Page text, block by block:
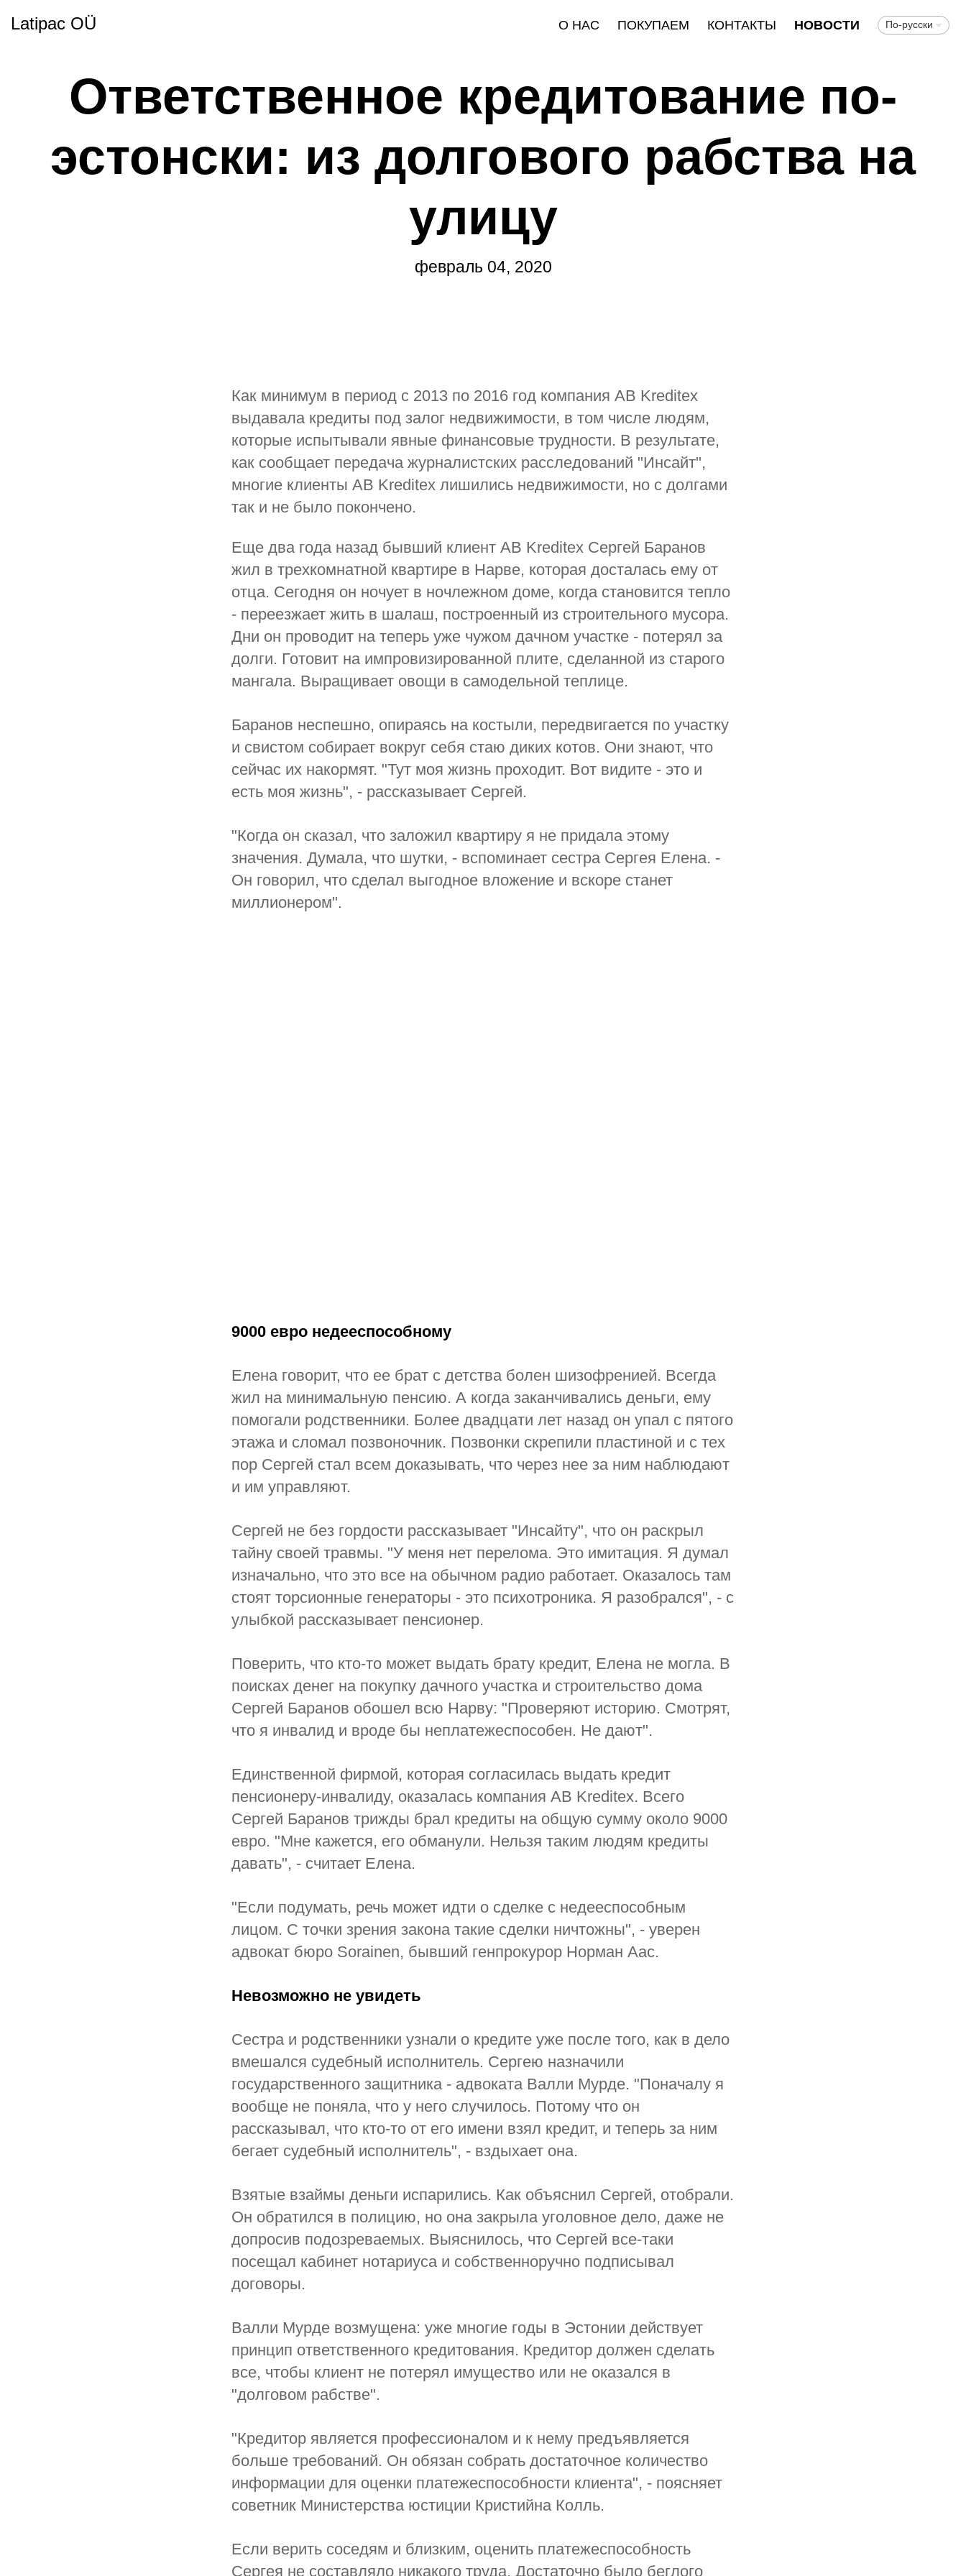
Latipac OÜ О НАС ПОКУПАЕМ КОНТАКТЫ НОВОСТИ По-русски
Ответственное кредитование по-
эстонски: из долгового рабства на
улицу
февраль 04, 2020
Как минимум в период с 2013 по 2016 год компания AB Kreditex
выдавала кредиты под залог недвижимости, в том числе людям,
которые испытывали явные финансовые трудности. В результате,
как сообщает передача журналистских расследований "Инсайт",
многие клиенты AB Kreditex лишились недвижимости, но с долгами
так и не было покончено.
Еще два года назад бывший клиент AB Kreditex Сергей Баранов
жил в трехкомнатной квартире в Нарве, которая досталась ему от
отца. Сегодня он ночует в ночлежном доме, когда становится тепло
- переезжает жить в шалаш, построенный из строительного мусора.
Дни он проводит на теперь уже чужом дачном участке - потерял за
долги. Готовит на импровизированной плите, сделанной из старого
мангала. Выращивает овощи в самодельной теплице.
Баранов неспешно, опираясь на костыли, передвигается по участку
и свистом собирает вокруг себя стаю диких котов. Они знают, что
сейчас их накормят. "Тут моя жизнь проходит. Вот видите - это и
есть моя жизнь", - рассказывает Сергей.
"Когда он сказал, что заложил квартиру я не придала этому
значения. Думала, что шутки, - вспоминает сестра Сергея Елена. -
Он говорил, что сделал выгодное вложение и вскоре станет
миллионером".
9000 евро недееспособному
Елена говорит, что ее брат с детства болен шизофренией. Всегда
жил на минимальную пенсию. А когда заканчивались деньги, ему
помогали родственники. Более двадцати лет назад он упал с пятого
этажа и сломал позвоночник. Позвонки скрепили пластиной и с тех
пор Сергей стал всем доказывать, что через нее за ним наблюдают
и им управляют.
Сергей не без гордости рассказывает "Инсайту", что он раскрыл
тайну своей травмы. "У меня нет перелома. Это имитация. Я думал
изначально, что это все на обычном радио работает. Оказалось там
стоят торсионные генераторы - это психотроника. Я разобрался", - с
улыбкой рассказывает пенсионер.
Поверить, что кто-то может выдать брату кредит, Елена не могла. В
поисках денег на покупку дачного участка и строительство дома
Сергей Баранов обошел всю Нарву: "Проверяют историю. Смотрят,
что я инвалид и вроде бы неплатежеспособен. Не дают".
Единственной фирмой, которая согласилась выдать кредит
пенсионеру-инвалиду, оказалась компания AB Kreditex. Всего
Сергей Баранов трижды брал кредиты на общую сумму около 9000
евро. "Мне кажется, его обманули. Нельзя таким людям кредиты
давать", - считает Елена.
"Если подумать, речь может идти о сделке с недееспособным
лицом. С точки зрения закона такие сделки ничтожны", - уверен
адвокат бюро Sorainen, бывший генпрокурор Норман Аас.
Невозможно не увидеть
Сестра и родственники узнали о кредите уже после того, как в дело
вмешался судебный исполнитель. Сергею назначили
государственного защитника - адвоката Валли Мурде. "Поначалу я
вообще не поняла, что у него случилось. Потому что он
рассказывал, что кто-то от его имени взял кредит, и теперь за ним
бегает судебный исполнитель", - вздыхает она.
Взятые взаймы деньги испарились. Как объяснил Сергей, отобрали.
Он обратился в полицию, но она закрыла уголовное дело, даже не
допросив подозреваемых. Выяснилось, что Сергей все-таки
посещал кабинет нотариуса и собственноручно подписывал
договоры.
Валли Мурде возмущена: уже многие годы в Эстонии действует
принцип ответственного кредитования. Кредитор должен сделать
все, чтобы клиент не потерял имущество или не оказался в
"долговом рабстве".
"Кредитор является профессионалом и к нему предъявляется
больше требований. Он обязан собрать достаточное количество
информации для оценки платежеспособности клиента", - поясняет
советник Министерства юстиции Кристийна Колль.
Если верить соседям и близким, оценить платежеспособность
Сергея не составляло никакого труда. Достаточно было беглого